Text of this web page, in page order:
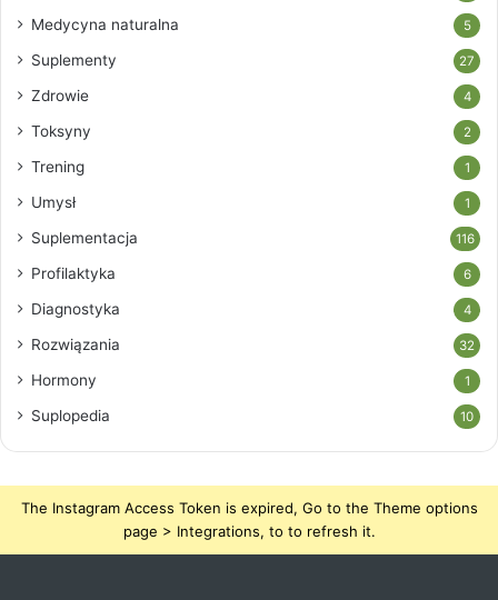
Medycyna naturalna 5
Suplementy 27
Zdrowie 4
Toksyny 2
Trening 1
Umysł 1
Suplementacja 116
Profilaktyka 6
Diagnostyka 4
Rozwiązania 32
Hormony 1
Suplopedia 10
The Instagram Access Token is expired, Go to the Theme options
page > Integrations, to to refresh it.